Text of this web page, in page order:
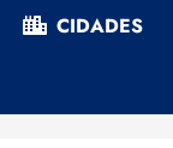
CIDADES